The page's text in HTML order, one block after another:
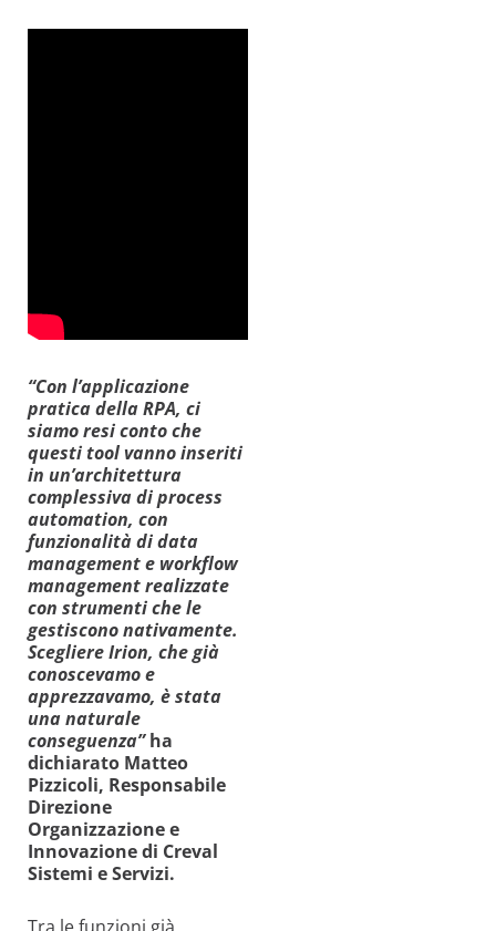
“Con l’applicazione
pratica della RPA, ci
siamo resi conto che
questi tool vanno inseriti
in un’architettura
complessiva di process
automation, con
funzionalità di data
management e workflow
management realizzate
con strumenti che le
gestiscono nativamente.
Scegliere Irion, che già
conoscevamo e
apprezzavamo, è stata
una naturale
conseguenza” ha
dichiarato Matteo
Pizzicoli, Responsabile
Direzione
Organizzazione e
Innovazione di Creval
Sistemi e Servizi.